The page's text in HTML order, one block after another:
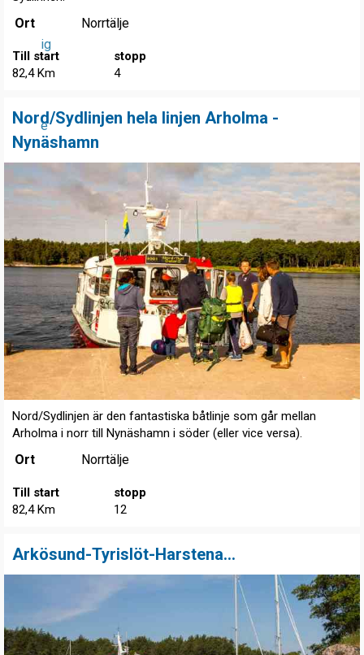
ig
e
Ort Norrtälje
Till start
82,4 Km
stopp
4
Nord/Sydlinjen hela linjen Arholma -
Nynäshamn
Nord/Sydlinjen är den fantastiska båtlinje som går mellan
Arholma i norr till Nynäshamn i söder (eller vice versa).
Ort Norrtälje
Till start
82,4 Km
stopp
12
Arkösund-Tyrislöt-Harstena...